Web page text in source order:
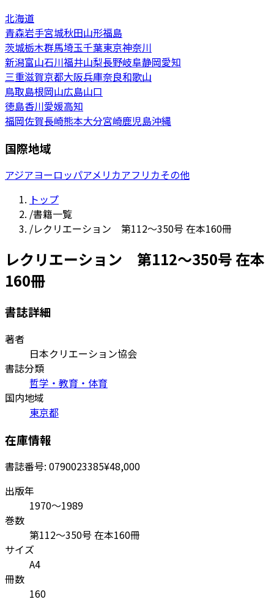
北海道
青森岩手宮城秋田山形福島
茨城栃木群馬埼玉千葉東京神奈川
新潟富山石川福井山梨長野岐阜静岡愛知
三重滋賀京都大阪兵庫奈良和歌山
鳥取島根岡山広島山口
徳島香川愛媛高知
福岡佐賀長崎熊本大分宮崎鹿児島沖縄
国際地域
アジアヨーロッパアメリカアフリカその他
トップ
/書籍一覧
/レクリエーション 第112～350号 在本160冊
レクリエーション 第112～350号 在本
160冊
書誌詳細
著者
日本クリエーション協会
書誌分類
哲学・教育・体育
国内地域
東京都
在庫情報
書誌番号: 0790023385¥48,000
出版年
1970～1989
巻数
第112～350号 在本160冊
サイズ
A4
冊数
160